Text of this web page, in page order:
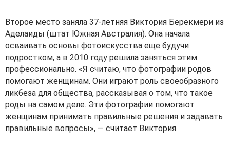
Второе место заняла 37-летняя Виктория Берекмери из
Аделаиды (штат Южная Австралия). Она начала
осваивать основы фотоискусства еще будучи
подростком, а в 2010 году решила заняться этим
профессионально. «Я считаю, что фотографии родов
помогают женщинам. Они играют роль своеобразного
ликбеза для общества, рассказывая о том, что такое
роды на самом деле. Эти фотографии помогают
женщинам принимать правильные решения и задавать
правильные вопросы», — считает Виктория.